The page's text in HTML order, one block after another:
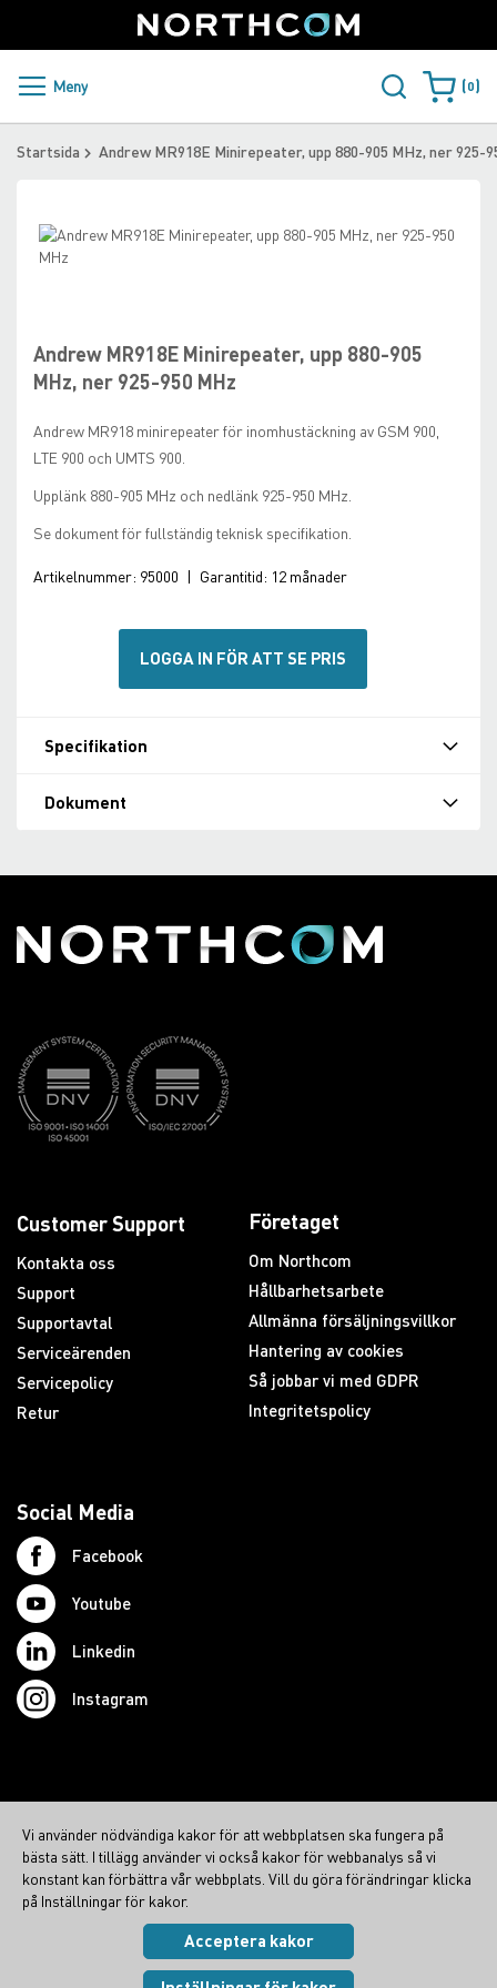
to
Content
Sweden
PRODUKTER OCH LÖSNINGAR
ÅTERFÖRSÄLJARE
LADDA NER
Meny Varukorgen
0
Startsida Andrew MR918E Minirepeater, upp 880-905 MHz, ner 925-
Andrew MR918E Minirepeater, upp 880-905
MHz, ner 925-950 MHz
Andrew MR918 minirepeater för inomhustäckning av GSM 900,
LTE 900 och UMTS 900.
Upplänk 880-905 MHz och nedlänk 925-950 MHz.
Se dokument för fullständig teknisk specifikation.
Artikelnummer: 95000 | Garantitid: 12 månader
LOGGA IN FÖR ATT SE PRIS
Skip
to
the
images
gallery
beginning
of
the
gallery
Specifikation
Dokument
Customer Support
Kontakta oss
Support
Supportavtal
Serviceärenden
Servicepolicy
Retur
Företaget
Om Northcom
Hållbarhetsarbete
Allmänna försäljningsvillkor
Hantering av cookies
Så jobbar vi med GDPR
Integritetspolicy
Social Media
Facebook
Youtube
Linkedin
Instagram
northcom.no
northcom.dk
northcom.fi
Cookies
Visa inställningar
Vi använder nödvändiga kakor för att webbplatsen ska fungera på
bästa sätt. I tillägg använder vi också kakor för webbanalys så vi
konstant kan förbättra vår webbplats. Vill du göra förändringar klicka
på Inställningar för kakor.
Acceptera kakor